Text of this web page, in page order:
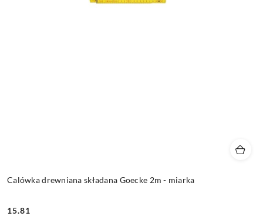
Calówka drewniana składana Goecke 2m - miarka
15.81